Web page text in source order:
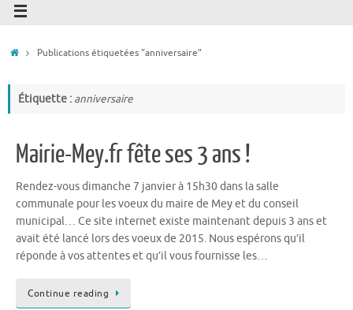
Publications étiquetées "anniversaire"
Étiquette : anniversaire
Mairie-Mey.fr fête ses 3 ans !
Rendez-vous dimanche 7 janvier à 15h30 dans la salle
communale pour les voeux du maire de Mey et du conseil
municipal… Ce site internet existe maintenant depuis 3 ans et
avait été lancé lors des voeux de 2015. Nous espérons qu’il
réponde à vos attentes et qu’il vous fournisse les…
Continue reading